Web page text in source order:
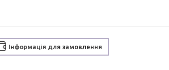
Інформація для замовлення